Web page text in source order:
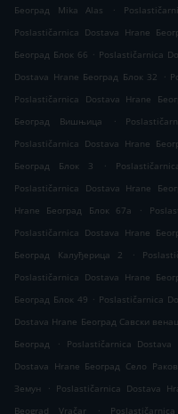
Београд Mika Alas
.
Poslastičarnica Dostava Hrane
Београд Блок 66 . Poslastičarnica
Dostava Hrane Београд Блок 32
.
Poslastičarnica Dostava Hrane
Београд Вишњица
.
Poslastičarnica Dostava Hrane
Београд Блок 3
.
Poslastičarnica Dostava Hrane
Hrane Београд Блок 67а
.
Poslastičarnica Dostava Hrane
Београд Калуђерица 2
.
Poslastičarnica Dostava Hrane
Београд Блок 49 . Poslastičarnica
Dostava Hrane Београд Савски венац
Београд
. Poslastičarnica
Dostava Hrane Београд Село
Земун
. Poslastičarnica Dostava
Beograd Vračar
.